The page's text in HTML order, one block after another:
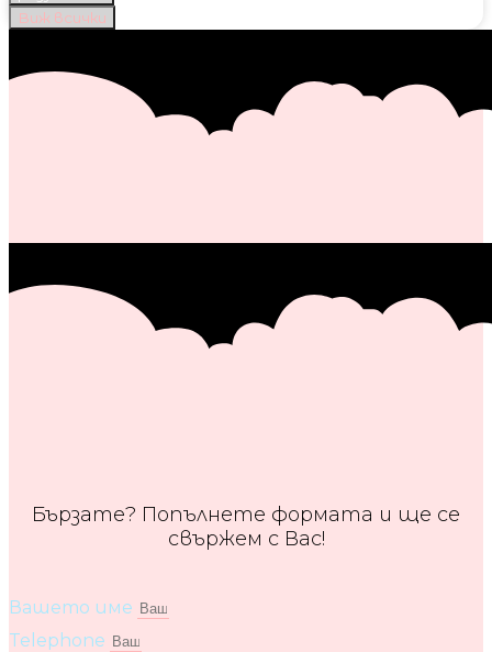
Виж всички
Бързате? Попълнете формата и ще се
свържем с Вас!
Вашето име
Telephone